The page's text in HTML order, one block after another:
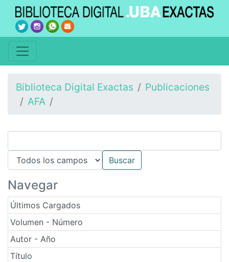
Biblioteca Digital Exactas
Publicaciones
AFA
Navegar
Últimos Cargados
Volumen - Número
Autor - Año
Título